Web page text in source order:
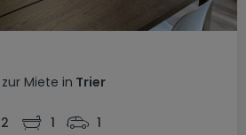
zur Miete in Trier
2 1 1